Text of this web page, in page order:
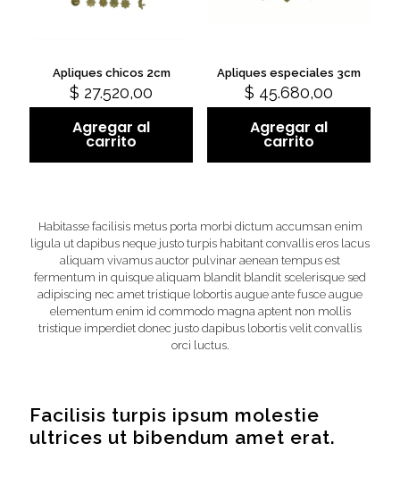
Apliques chicos 2cm
$ 27.520,00
Agregar al
carrito
Apliques especiales 3cm
$ 45.680,00
Agregar al
carrito
Habitasse facilisis metus porta morbi dictum accumsan enim
ligula ut dapibus neque justo turpis habitant convallis eros lacus
aliquam vivamus auctor pulvinar aenean tempus est
fermentum in quisque aliquam blandit blandit scelerisque sed
adipiscing nec amet tristique lobortis augue ante fusce augue
elementum enim id commodo magna aptent non mollis
tristique imperdiet donec justo dapibus lobortis velit convallis
orci luctus.
Facilisis turpis ipsum molestie
ultrices ut bibendum amet erat.